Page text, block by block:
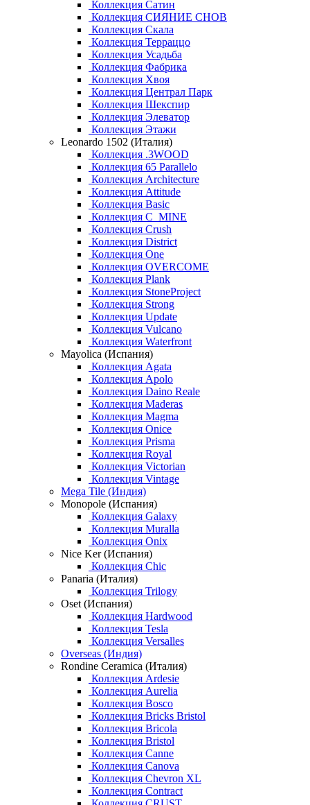
Коллекция Сатин
Коллекция СИЯНИЕ СНОВ
Коллекция Скала
Коллекция Терраццо
Коллекция Усадьба
Коллекция Фабрика
Коллекция Хвоя
Коллекция Централ Парк
Коллекция Шекспир
Коллекция Элеватор
Коллекция Этажи
Leonardo 1502 (Италия)
Коллекция .3WOOD
Коллекция 65 Parallelo
Коллекция Architecture
Коллекция Attitude
Коллекция Basic
Коллекция C_MINE
Коллекция Crush
Коллекция District
Коллекция One
Коллекция OVERCOME
Коллекция Plank
Коллекция StoneProject
Коллекция Strong
Коллекция Update
Коллекция Vulcano
Коллекция Waterfront
Mayolica (Испания)
Коллекция Agata
Коллекция Apolo
Коллекция Daino Reale
Коллекция Maderas
Коллекция Magma
Коллекция Onice
Коллекция Prisma
Коллекция Royal
Коллекция Victorian
Коллекция Vintage
Mega Tile (Индия)
Monopole (Испания)
Коллекция Galaxy
Коллекция Muralla
Коллекция Onix
Nice Ker (Испания)
Коллекция Chic
Panaria (Италия)
Коллекция Trilogy
Oset (Испания)
Коллекция Hardwood
Коллекция Tesla
Коллекция Versalles
Overseas (Индия)
Rondine Ceramica (Италия)
Коллекция Ardesie
Коллекция Aurelia
Коллекция Bosco
Коллекция Bricks Bristol
Коллекция Bricola
Коллекция Bristol
Коллекция Canne
Коллекция Canova
Коллекция Chevron XL
Коллекция Contract